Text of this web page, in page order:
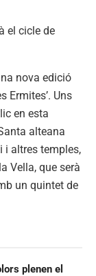
nova edició
Ermites’. Uns
en esta
alteana
i altres temples,
Vella, que serà
un quintet de
plenen el